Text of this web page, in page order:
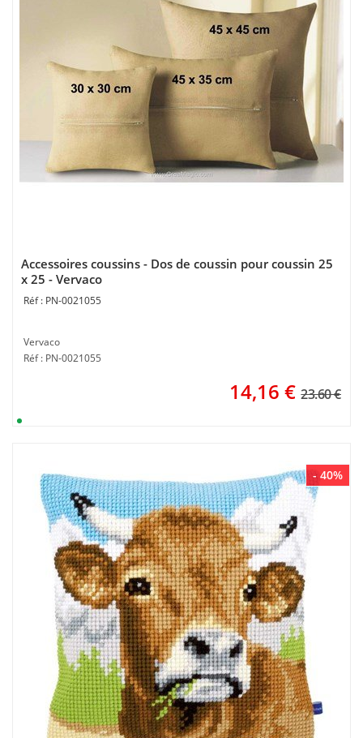
Accessoires coussins - Dos de coussin pour coussin 25
x 25 - Vervaco
PN-0021055
Vervaco
Réf : PN-0021055
14,16 € 23.60 €
- 40%